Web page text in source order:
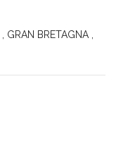
GRAN BRETAGNA